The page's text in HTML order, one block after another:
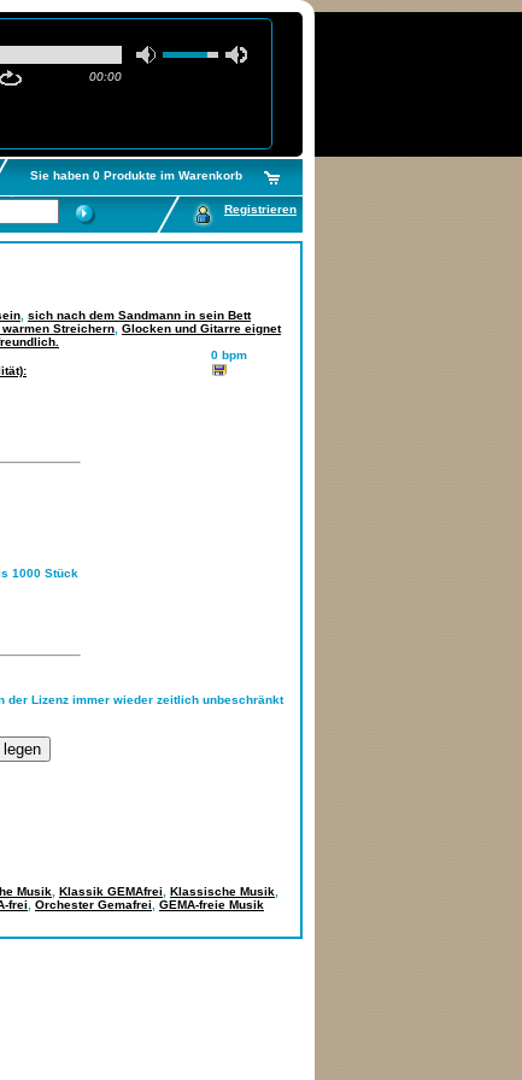
00:00
Sie haben 0 Produkte im Warenkorb
Registrieren
sich nach dem Sandmann in sein Bett
Streichern Glocken und Gitarre eignet
0 bpm
1000 Stück
der Lizenz immer wieder zeitlich unbeschränkt
Musik Klassik GEMAfrei Klassische Musik
frei Orchester Gemafrei
GEMA-freie Musik